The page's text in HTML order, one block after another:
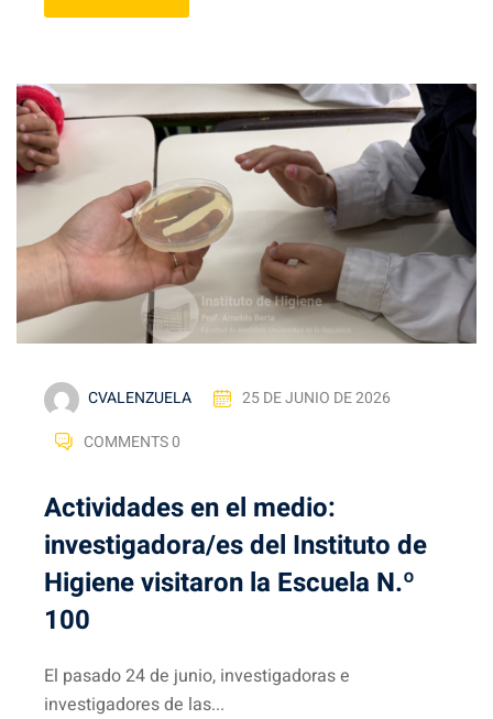
CVALENZUELA
25 DE JUNIO DE 2026
COMMENTS 0
Actividades en el medio:
investigadora/es del Instituto de
Higiene visitaron la Escuela N.º
100
El pasado 24 de junio, investigadoras e
investigadores de las...